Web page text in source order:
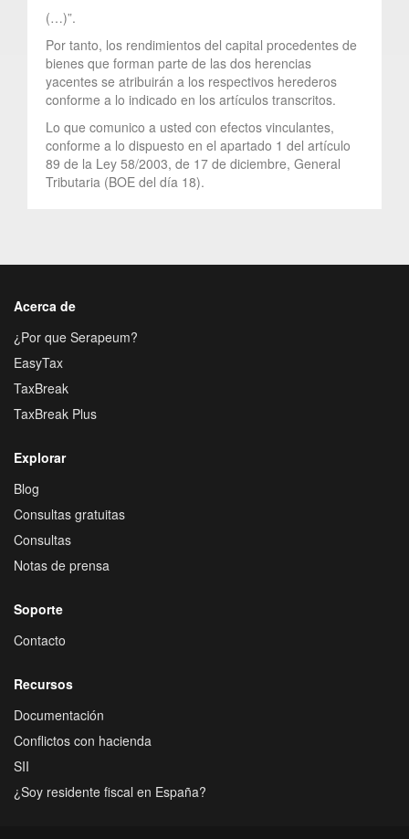
(…)”.
Por tanto, los rendimientos del capital procedentes de
bienes que forman parte de las dos herencias
yacentes se atribuirán a los respectivos herederos
conforme a lo indicado en los artículos transcritos.
Lo que comunico a usted con efectos vinculantes,
conforme a lo dispuesto en el apartado 1 del artículo
89 de la Ley 58/2003, de 17 de diciembre, General
Tributaria (BOE del día 18).
Acerca de
¿Por que Serapeum?
EasyTax
TaxBreak
TaxBreak Plus
Explorar
Blog
Consultas gratuitas
Consultas
Notas de prensa
Soporte
Contacto
Recursos
Documentación
Conflictos con hacienda
SII
¿Soy residente fiscal en España?